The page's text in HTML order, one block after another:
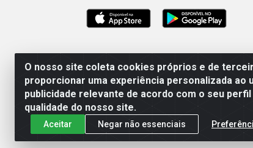
O nosso site coleta cookies próprios e de
proporcionar uma experiência personalizada ao
publicidade relevante de acordo com o seu
qualidade do nosso site.
Aceitar Negar não essenciais
Linhavix Distribuidora LTDA